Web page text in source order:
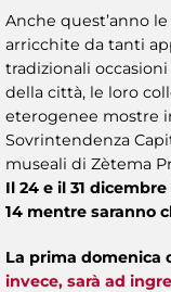
Anche quest’anno le
arricchite da tanti
tradizionali
della città, le loro
eterogenee mostre
Sovrintendenza
museali di Zètema
Il 24 e il 31
14 mentre saranno
La prima domenica
invece, sarà ad